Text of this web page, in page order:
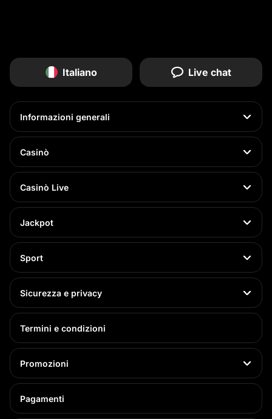
Italiano Live chat
Informazioni generali
Casinò
Casinò Live
Jackpot
Sport
Sicurezza e privacy
Termini e condizioni
Promozioni
Pagamenti